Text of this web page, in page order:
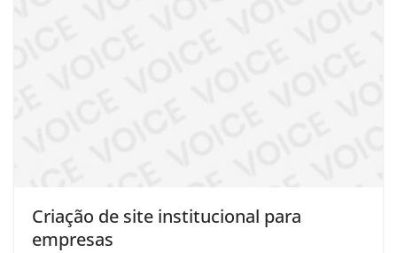
Criação de site institucional para
empresas